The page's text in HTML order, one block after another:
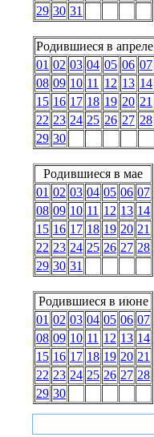
29 30 31
Родившиеся в апреле
01 02 03 04 05 06 07
08 09 10 11 12 13 14
15 16 17 18 19 20 21
22 23 24 25 26 27 28
29 30
Родившиеся в мае
01 02 03 04 05 06 07
08 09 10 11 12 13 14
15 16 17 18 19 20 21
22 23 24 25 26 27 28
29 30 31
Родившиеся в июне
01 02 03 04 05 06 07
08 09 10 11 12 13 14
15 16 17 18 19 20 21
22 23 24 25 26 27 28
29 30